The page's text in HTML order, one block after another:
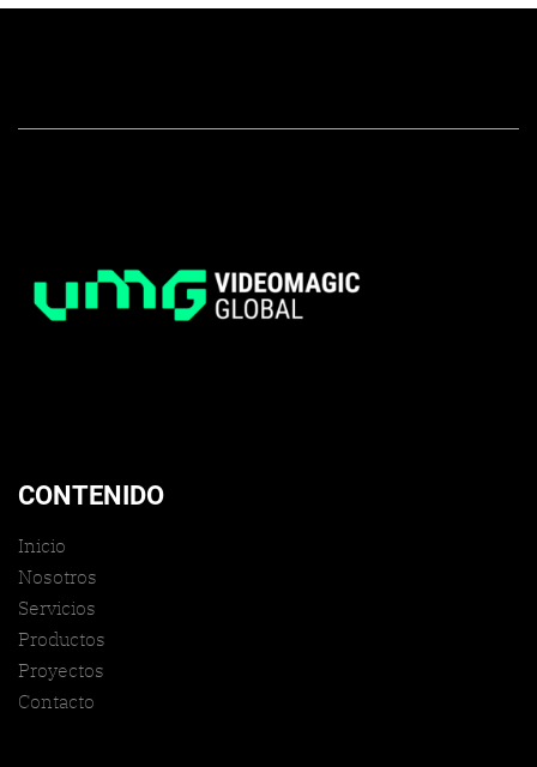
CONTENIDO
Inicio
Nosotros
Servicios
Productos
Proyectos
Contacto